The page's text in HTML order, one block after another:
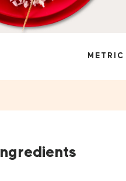
METRIC
Ingredients